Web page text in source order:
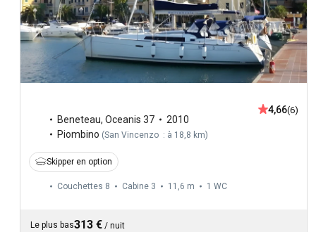
Beneteau, Oceanis 37
2010
Piombino (San Vincenzo : à 18,8 km)
4,66(6)
Skipper en option
Couchettes 8 Cabine 3 11,6 m 1 WC
Le plus bas313 € / nuit